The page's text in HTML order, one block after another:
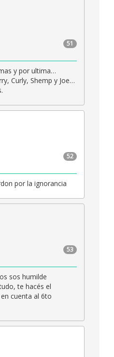
51
y por ultima…
Curly, Shemp y Joe…
52
por la ignorancia
53
sos humilde
te hacés el
cuenta al 6to